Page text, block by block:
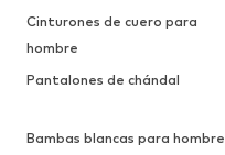
Cinturones de cuero para
hombre
Pantalones de chándal
Bambas blancas para hombre